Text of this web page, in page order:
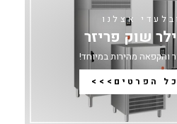
אצלנו
שוק פריזר
והקפאה מהירות במיוחד!
הפרטים>>>